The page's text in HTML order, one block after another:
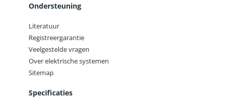
Ondersteuning
Literatuur
Registreergarantie
Veelgestelde vragen
Over elektrische systemen
Sitemap
Specificaties